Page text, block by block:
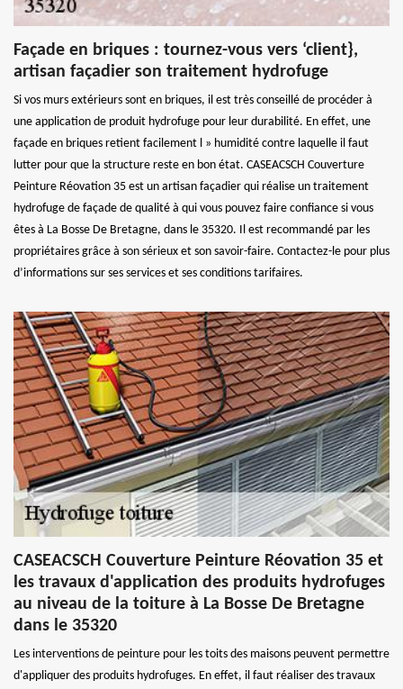
Façade en briques : tournez-vous vers ‘client},
artisan façadier son traitement hydrofuge
Si vos murs extérieurs sont en briques, il est très conseillé de procéder à
une application de produit hydrofuge pour leur durabilité. En effet, une
façade en briques retient facilement l » humidité contre laquelle il faut
lutter pour que la structure reste en bon état. CASEACSCH Couverture
Peinture Réovation 35 est un artisan façadier qui réalise un traitement
hydrofuge de façade de qualité à qui vous pouvez faire confiance si vous
êtes à La Bosse De Bretagne, dans le 35320. Il est recommandé par les
propriétaires grâce à son sérieux et son savoir-faire. Contactez-le pour plus
d’informations sur ses services et ses conditions tarifaires.
CASEACSCH Couverture Peinture Réovation 35 et
les travaux d'application des produits hydrofuges
au niveau de la toiture à La Bosse De Bretagne
dans le 35320
Les interventions de peinture pour les toits des maisons peuvent permettre
d'appliquer des produits hydrofuges. En effet, il faut réaliser des travaux